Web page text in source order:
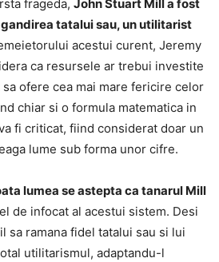
frageda, John Stuart Mill a fost
tatalui sau, un utilitarist
acestui curent, Jeremy
ca resursele ar trebui investite
ofere cea mai mare fericire celor
chiar si o formula matematica in
fi criticat, fiind considerat doar un
lume sub forma unor cifre.
lumea se astepta ca tanarul Mill
de infocat al acestui sistem. Desi
sa ramana fidel tatalui sau si lui
utilitarismul, adaptandu-l